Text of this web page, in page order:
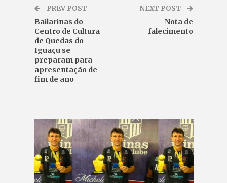
PREV POST
Bailarinas do
Centro de Cultura
de Quedas do
Iguaçu se
preparam para
apresentação de
fim de ano
NEXT POST
Nota de
falecimento